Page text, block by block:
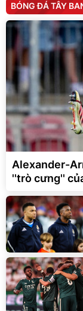
BÓNG ĐÁ TÂY
Alexander-
''trò cưng''